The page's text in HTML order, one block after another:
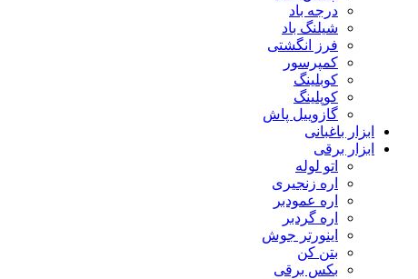
درجه باد
شیلنگ باد
فرز انگشتی
کمپرسور
کوبلینگ
کوپلینگ
گازوییل پاش
ابزار باغبانی
ابزار برقی
اتو لوله
اره زنجیری
اره عمودبر
اره گردبر
اینورتر جوش
بتن کن
بکس برقی